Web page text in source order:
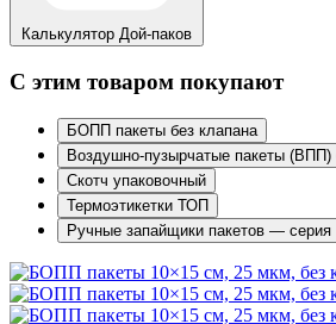
Калькулятор Дой-паков
С этим товаром покупают
БОПП пакеты без клапана
Воздушно-пузырчатые пакеты (ВПП)
Скотч упаковочный
Термоэтикетки ТОП
Ручные запайщики пакетов — серия